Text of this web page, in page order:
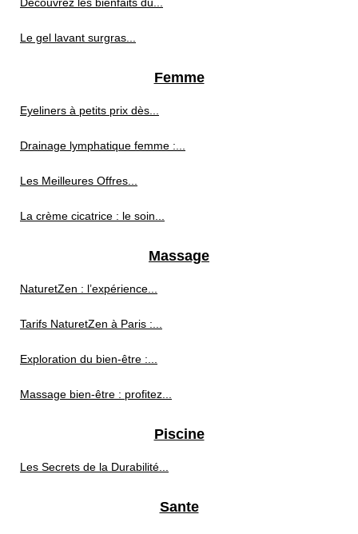
Le gel lavant surgras...
Femme
Eyeliners à petits prix dès...
Drainage lymphatique femme :...
Les Meilleures Offres...
La crème cicatrice : le soin...
Massage
NaturetZen : l’expérience...
Tarifs NaturetZen à Paris :...
Exploration du bien-être :...
Massage bien-être : profitez...
Piscine
Les Secrets de la Durabilité...
Sante